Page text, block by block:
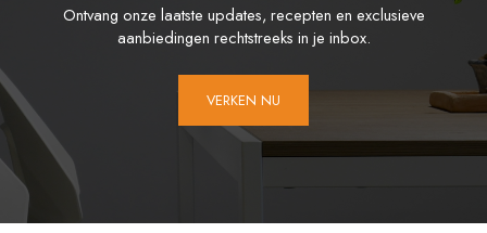
Ontvang onze laatste updates, recepten en exclusieve
aanbiedingen rechtstreeks in je inbox.
VERKEN NU